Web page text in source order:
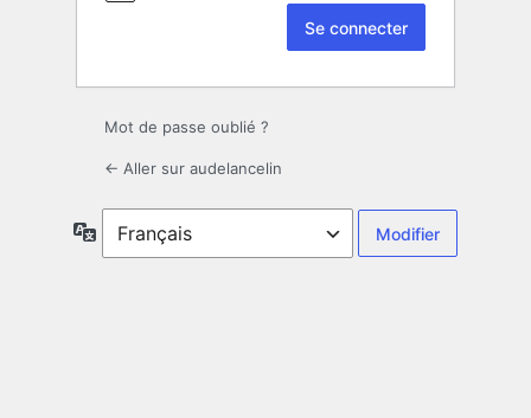
Mot de passe oublié ?
← Aller sur audelancelin
Langue